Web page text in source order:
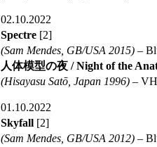
02.10.2022
Spectre [2]
(Sam Mendes, GB/USA 2015) –
人体模型の夜 / Night of the
(Hisayasu Satō, Japan 1996) –
01.10.2022
Skyfall [2]
(Sam Mendes, GB/USA 2012) –